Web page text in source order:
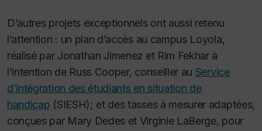
D’autres projets exceptionnels ont aussi retenu
l’attention : un plan d’accès au campus Loyola,
réalisé par Jonathan Jimenez et Rim Fekhar à
l’intention de Russ Cooper, conseiller au Service
d’intégration des étudiants en situation de
handicap (SIESH); et des tasses à mesurer adaptées,
conçues par Mary Dedes et Virginie LaBerge, pour